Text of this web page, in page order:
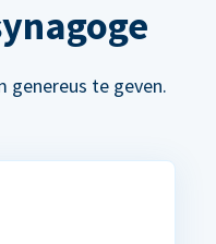
genereus te geven.